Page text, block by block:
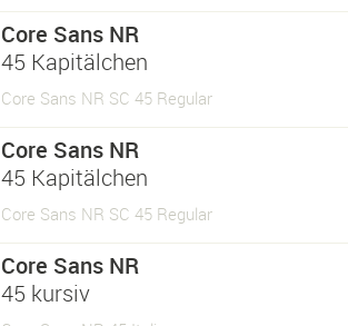
Core Sans NR
45 Kapitälchen
Core Sans NR SC 45 Regular
Core Sans NR
45 Kapitälchen
Core Sans NR SC 45 Regular
Core Sans NR
45 kursiv